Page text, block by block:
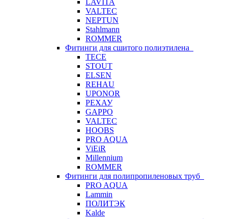
LAVITA
VALTEC
NEPTUN
Stahlmann
ROMMER
Фитинги для сшитого полиэтилена
TECE
STOUT
ELSEN
REHAU
UPONOR
РЕХАУ
GAPPO
VALTEC
HOOBS
PRO AQUA
ViEiR
Millennium
ROMMER
Фитинги для полипропиленовых труб
PRO AQUA
Lammin
ПОЛИТЭК
Kalde